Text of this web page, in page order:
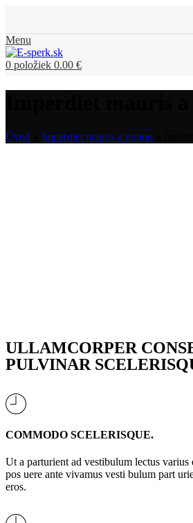
Menu
0 položiek 0.00 €
Úvod Imperdiet mauris a nontin
ULLAMCORPER
PULVINAR
COMMODO SCELERISQUE.
Ut a parturient ad vestibulum lectus
pos uere ante vivamus vesti bulum part
eros.